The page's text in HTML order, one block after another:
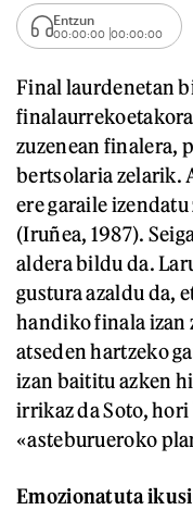
Entzun
00:00:00 00:00:00
Final laurdenetan
zuzenean finalera,
bertsolaria zelarik.
ere garaile
(Iruñea, 1987).
aldera bildu da.
gustura azaldu da,
handiko finala izan
atseden hartzeko
izan baititu azken
irrikaz da Soto,
«asteburueroko
Emozionatuta